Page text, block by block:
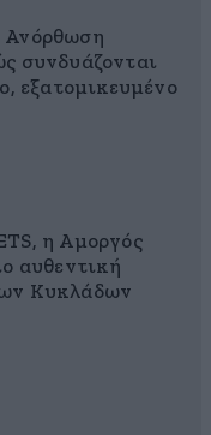
Ανόρθωση
συνδυάζονται
εξατομικευμένο
η Αμοργός
αυθεντική
Κυκλάδων